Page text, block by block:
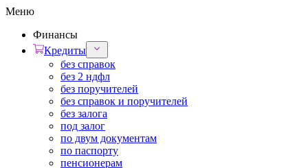
Меню
Финансы
Кредиты
без справок
без 2 ндфл
без поручителей
без справок и поручителей
без залога
под залог
по двум документам
по паспорту
пенсионерам